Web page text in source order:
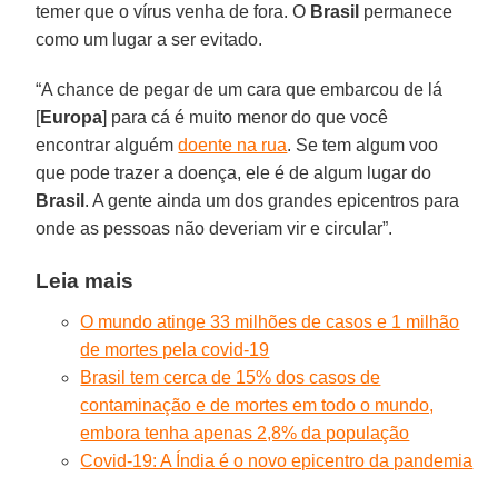
temer que o vírus venha de fora. O Brasil permanece
como um lugar a ser evitado.
“A chance de pegar de um cara que embarcou de lá
[Europa] para cá é muito menor do que você
encontrar alguémdoente na rua. Se tem algum voo
que pode trazer a doença, ele é de algum lugar do
Brasil . A gente ainda um dos grandes epicentros para
onde as pessoas não deveriam vir e circular”.
Leia mais
O mundo atinge 33 milhões de casos e 1 milhão
de mortes pela covid-19
Brasil tem cerca de 15% dos casos de
contaminação e de mortes em todo o mundo,
embora tenha apenas 2,8% da população
Covid-19: A Índia é o novo epicentro da pandemia